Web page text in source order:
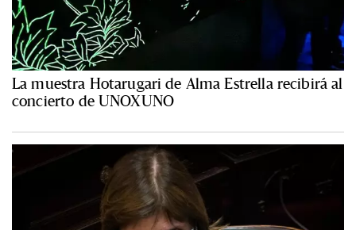
La muestra Hotarugari de Alma Estrella recibirá al
concierto de UNOXUNO